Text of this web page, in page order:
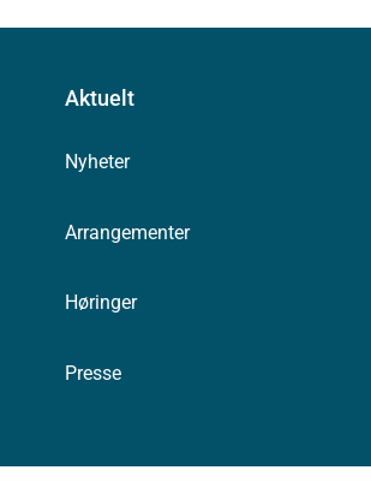
Aktuelt
Nyheter
Arrangementer
Høringer
Presse